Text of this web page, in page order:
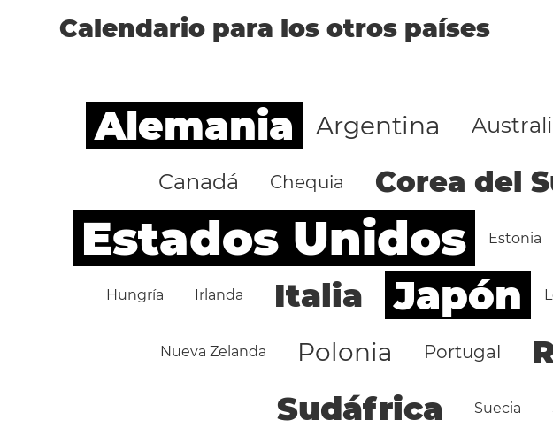
Calendario para los otros países
Alemania Argentina
Canadá Chequia Corea del
Estados Unidos Estonia
Hungría Irlanda Italia Japón
Nueva Zelanda Polonia Portugal
Sudáfrica Suecia